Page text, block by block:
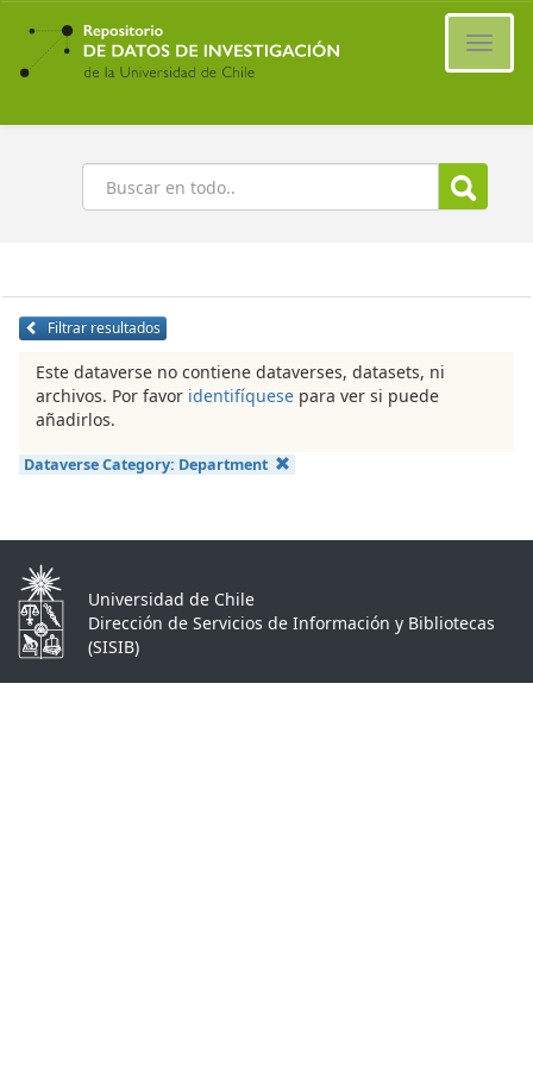
Ir
contenido
principal
Buscar
Filtrar resultados
Este dataverse no contiene dataverses, datasets, ni
archivos. Por favor identifíquese para ver si puede
añadirlos.
Dataverse Category: Department
Universidad de Chile
Dirección de Servicios de Información y Bibliotecas
(SISIB)